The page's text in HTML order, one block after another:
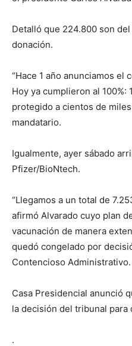
Detalló que 224.800 son
donación.
“Hace 1 año anunciamos el
Hoy ya cumplieron al 100%:
protegido a cientos de
mandatario.
Igualmente, ayer sábado
Pfizer/BioNtech.
“Llegamos a un total de
afirmó Alvarado cuyo plan
vacunación de manera
quedó congelado por
Contencioso Administrativo.
Casa Presidencial anunció
la decisión del tribunal para
.